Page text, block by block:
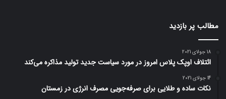
مطالب پر بازدید
18 جولای 2021
ائتلاف اوپک پلاس امروز در مورد سیاست جدید تولید مذاکره می‌کند
14 جولای 2021
نکات ساده و طلایی برای صرفه‌جویی مصرف انرژی در زمستان